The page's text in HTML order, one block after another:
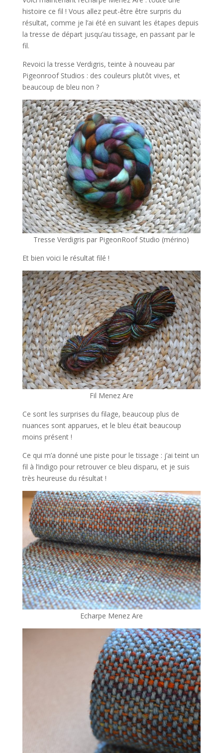
histoire ce fil ! Vous allez peut-être être surpris du
résultat, comme je l’ai été en suivant les étapes depuis
la tresse de départ jusqu’au tissage, en passant par le
fil.
Revoici la tresse Verdigris, teinte à nouveau par
Pigeonroof Studios : des couleurs plutôt vives, et
beaucoup de bleu non ?
Tresse Verdigris par PigeonRoof Studio (mérino)
Et bien voici le résultat filé !
Fil Menez Are
Ce sont les surprises du filage, beaucoup plus de
nuances sont apparues, et le bleu était beaucoup
moins présent !
Ce qui m’a donné une piste pour le tissage : j’ai teint un
fil à l’indigo pour retrouver ce bleu disparu, et je suis
très heureuse du résultat !
Echarpe Menez Are